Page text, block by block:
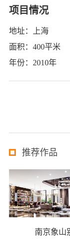
项目情况
地址：上海
面积：400平米
年份：2010年
推荐作品
南京象山